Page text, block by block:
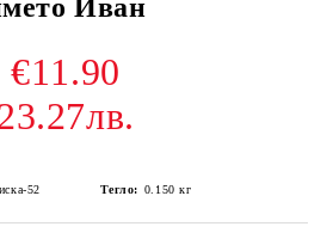
Иван
€11.90
52 Тегло: 0.150 кг